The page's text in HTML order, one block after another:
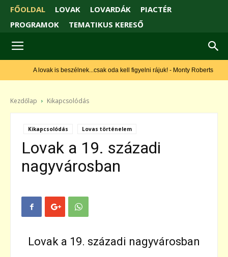
FŐOLDAL LOVAK LOVARDÁK
PIACTÉR
PROGRAMOK
TEMATIKUS KERESŐ
A lovak is beszélnek...csak oda kell figyelni rájuk! - Monty Roberts
Kezdőlap Kikapcsolódás
Kikapcsolódás Lovas történelem
Lovak a 19. századi
nagyvárosban
Lovak a 19. századi nagyvárosban